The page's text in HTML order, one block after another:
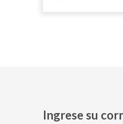
Ingrese su